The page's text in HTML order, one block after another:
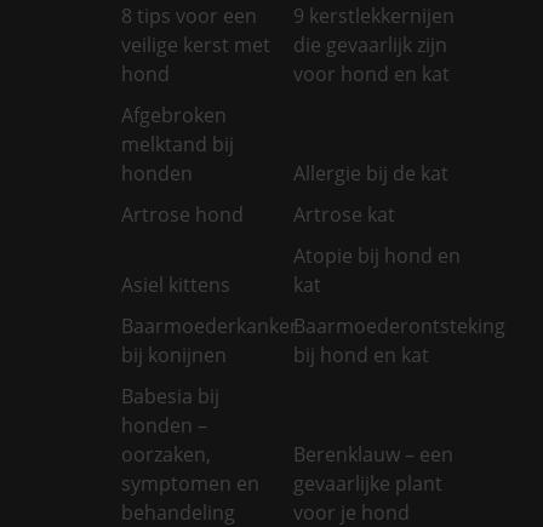
8 tips voor een
veilige kerst met
hond
9 kerstlekkernijen
die gevaarlijk zijn
voor hond en kat
Afgebroken
melktand bij
honden
Allergie bij de kat
Artrose hond
Artrose kat
Asiel kittens
Atopie bij hond en
kat
Baarmoederkanker
bij konijnen
Baarmoederontsteking
bij hond en kat
Babesia bij
honden –
oorzaken,
symptomen en
behandeling
Berenklauw – een
gevaarlijke plant
voor je hond